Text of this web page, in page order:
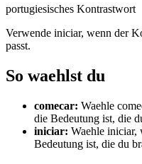
portugiesisches Kontrastwort
Verwende iniciar, wenn der
passt.
So waehlst du
comecar: Waehle
die Bedeutung ist, die
iniciar: Waehle iniciar,
Bedeutung ist, die du